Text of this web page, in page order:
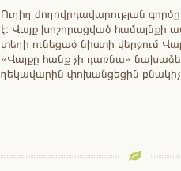
Ուղիղ ժողովրդավարության
է։ Վայք խոշորացված համայնքի
տեղի ունեցած նիստի վերջում
«Վայքը հանք չի դառնա»
ղեկավարին փոխանցեցին